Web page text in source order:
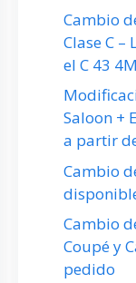
Cambio
Clase C
el C 43
Saloon +
a partir
Cambio
Cambio
Coupé y
pedido